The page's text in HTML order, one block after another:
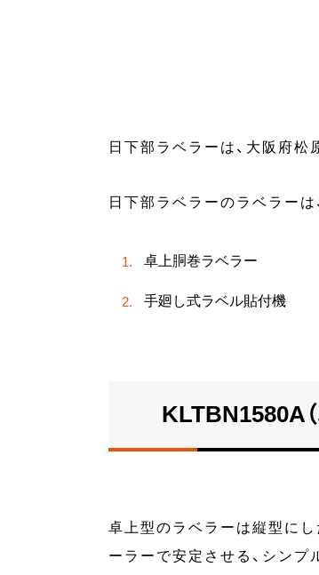
日下部ラベラーは、大阪府松
日下部ラベラーのラベラーは
卓上胴巻ラベラー
手廻し式ラベル貼付機
KLTBN1580A
卓上型のラベラーは縦型に
ーラーで安定させる、シンプ